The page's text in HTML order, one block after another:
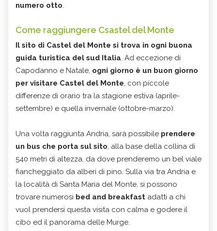
numero otto.
Come raggiungere Csastel del Monte
Il sito di Castel del Monte si trova in ogni buona
guida turistica del sud Italia. Ad eccezione di
Capodanno e Natale, ogni giorno è un buon giorno
per visitare Castel del Monte, con piccole
differenze di orario tra la stagione estiva (aprile-
settembre) e quella invernale (ottobre-marzo).
Una volta raggiunta Andria, sarà possibile prendere
un bus che porta sul sito, alla base della collina di
540 metri di altezza, da dove prenderemo un bel viale
fiancheggiato da alberi di pino. Sulla via tra Andria e
la località di Santa Maria del Monte, si possono
trovare numerosi bed and breakfast adatti a chi
vuol prendersi questa visita con calma e godere il
cibo ed il panorama delle Murge.